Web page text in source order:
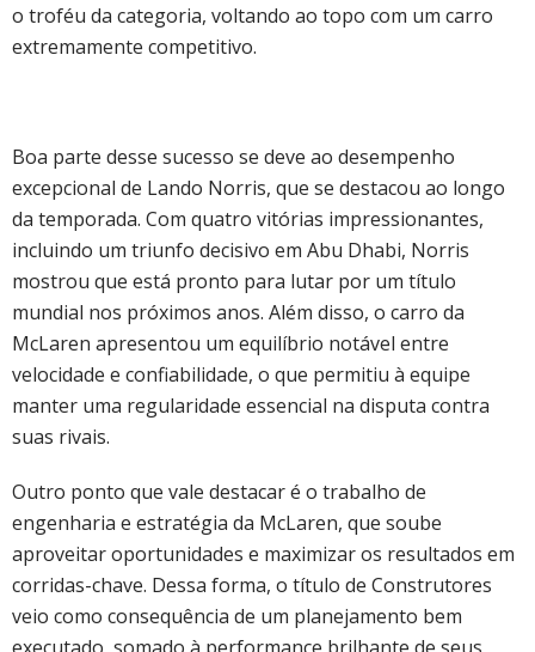
o troféu da categoria, voltando ao topo com um carro
extremamente competitivo.
Boa parte desse sucesso se deve ao desempenho
excepcional de Lando Norris, que se destacou ao longo
da temporada. Com quatro vitórias impressionantes,
incluindo um triunfo decisivo em Abu Dhabi, Norris
mostrou que está pronto para lutar por um título
mundial nos próximos anos. Além disso, o carro da
McLaren apresentou um equilíbrio notável entre
velocidade e confiabilidade, o que permitiu à equipe
manter uma regularidade essencial na disputa contra
suas rivais.
Outro ponto que vale destacar é o trabalho de
engenharia e estratégia da McLaren, que soube
aproveitar oportunidades e maximizar os resultados em
corridas-chave. Dessa forma, o título de Construtores
veio como consequência de um planejamento bem